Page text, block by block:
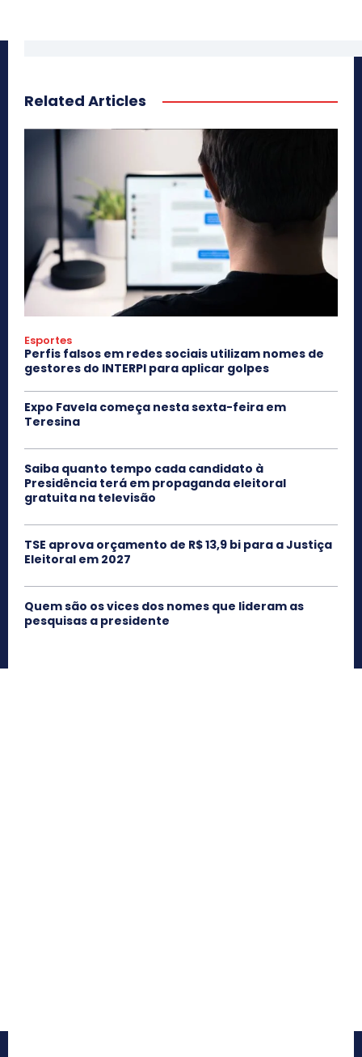
Related Articles
Esportes
Perfis falsos em redes sociais utilizam nomes de
gestores do INTERPI para aplicar golpes
Expo Favela começa nesta sexta-feira em
Teresina
Saiba quanto tempo cada candidato à
Presidência terá em propaganda eleitoral
gratuita na televisão
TSE aprova orçamento de R$ 13,9 bi para a Justiça
Eleitoral em 2027
Quem são os vices dos nomes que lideram as
pesquisas a presidente